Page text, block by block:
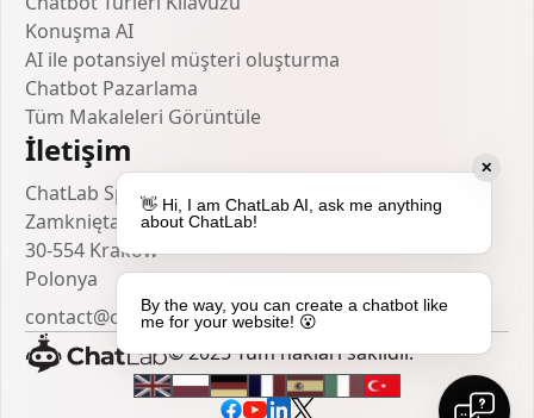
Konuşma AI
AI ile potansiyel müşteri oluşturma
Chatbot Pazarlama
Tüm Makaleleri Görüntüle
İletişim
ChatLab Sp. z o.o.
Zamknięta 10/1.5
30-554 Kraków
Polonya
contact@chatlab.com
© 2025 Tüm hakları saklıdır.
✕
👋 Hi, I am ChatLab AI, ask me anything
about ChatLab!
By the way, you can create a chatbot like
me for your website! 😮